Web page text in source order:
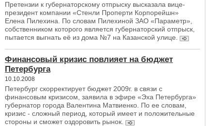
Претензии к губернаторскому отпрыску высказала вице-
президент компании «Стенли Проперти Корпорейшн»
Елена Пилехина. По словам Пилехиной ЗАО «Параметр»,
собственником которого является губернаторский отпрыск,
пытается выгнать её из дома №7 на Казанской улице.
Финансовый кризис повлияет на бюджет
Петербурга
10.10.2008
Петербург скорректирует бюджет 2009г. в связи с
финансовым кризисом, заявила в эфире «Эха Петербурга»
губернатор города Валентина Матвиенко. По ее словам,
кризис - сложный период, который имеет и положительные
стороны и сможет оздоровить рынок.